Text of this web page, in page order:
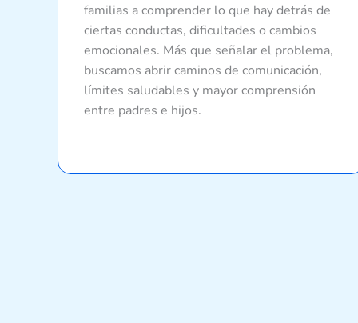
familias a comprender lo que hay detrás de
ciertas conductas, dificultades o cambios
emocionales. Más que señalar el problema,
buscamos abrir caminos de comunicación,
límites saludables y mayor comprensión
entre padres e hijos.